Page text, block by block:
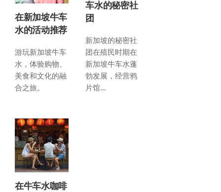
在新加坡牛车
水的活动推荐
游玩新加坡牛车
水，体验购物、
美食和文化的融
合之旅。
车水的秘密社
团
新加坡的秘密社
团在殖民时期在
新加坡牛车水蓬
勃发展，经营鸦
片馆...
在牛车水咖啡